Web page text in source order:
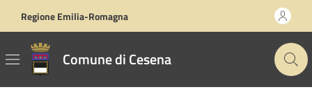
Regione Emilia-Romagna
Comune di Cesena